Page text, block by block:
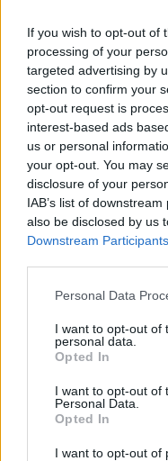
If you wish to opt-out of
processing of your
targeted advertising by
section to confirm your
opt-out request is
interest-based ads
us or personal
your opt-out. You may
disclosure of your
IAB’s list of
also be disclosed by us
Downstream Participants
Please note that this
not limited to your visit
grant or deny consent
use your data for below
consent section.
Personal Data
I want to opt-out of
personal data.
Opted In
I want to opt-out of
Personal Data.
Opted In
I want to opt-out of
Ιostbody
johnsmith1
Επιμένω.
Και παίκτης
Απάντησε
johnsmith1
Ιostbody
Όντως
Χίμκι.
Απάντησε
Dennis
Απάντησε